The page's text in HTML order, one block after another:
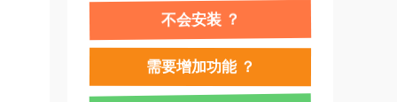
不会安装 ？
需要增加功能 ？